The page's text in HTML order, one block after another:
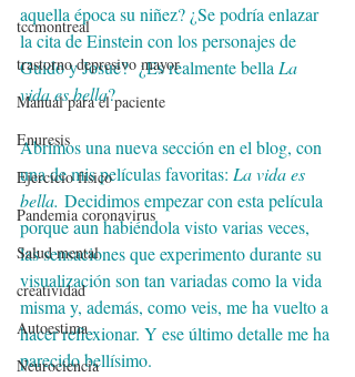
tccmontreal
trastorno depresivo mayor
Manual para el paciente
Enuresis
Ejercicio físico
Pandemia coronavirus
Salud mental
creatividad
Autoestima
Neurociencia
aquella época su niñez? ¿Se podría enlazar
la cita de Einstein con los personajes de
Guido y Josué?  ¿Es realmente bella La
vida es bella?
Abrimos una nueva sección en el blog, con
una de mis películas favoritas: La vida es
bella. Decidimos empezar con esta película
porque aun habiéndola visto varias veces,
las sensaciones que experimento durante su
visualización son tan variadas como la vida
misma y, además, como veis, me ha vuelto a
hacer reflexionar. Y ese último detalle me ha
parecido bellísimo.